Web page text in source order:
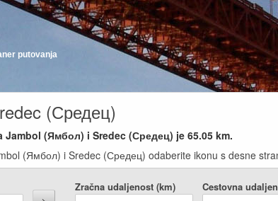
putovanja
(Средец)
Jambol (Ямбол) i Sredec (Средец) je65.05 km.
(Ямбол) i Sredec (Средец) odaberite ikonu s desne
Zračna udaljenost (km) Cestovna